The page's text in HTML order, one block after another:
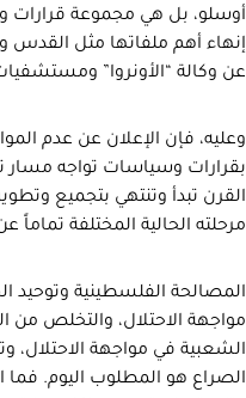
أوسلو، بل هي مجموعة قرارات
إنهاء أهم ملفاتها مثل القدس
عن وكالة “الأونروا”
وعليه، فإن الإعلان عن عدم
بقرارات وسياسات تواجه
القرن تبدأ وتنتهي بتجميع
مرحلته الحالية المختلفة تماماً
المصالحة الفلسطينية وتوحيد
مواجهة الاحتلال، والتخلص من
الشعبية في مواجهة
الصراع هو المطلوب اليوم.